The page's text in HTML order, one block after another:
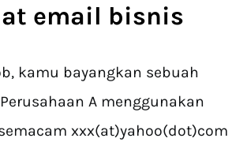
email bisnis
kamu bayangkan sebuah
A menggunakan
xxx(at)yahoo(dot)com